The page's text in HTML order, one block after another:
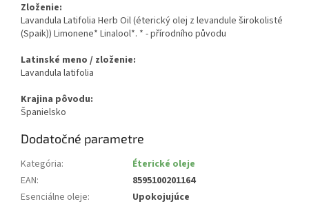
Zloženie:
Lavandula Latifolia Herb Oil (éterický olej z levandule širokolisté
(Spaik)) Limonene* Linalool*. * - přírodního původu
Latinské meno / zloženie:
Lavandula latifolia
Krajina pôvodu:
Španielsko
Dodatočné parametre
Kategória:
Éterické oleje
EAN:
8595100201164
Esenciálne oleje:
Upokojujúce